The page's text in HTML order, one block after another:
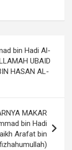
bin Hadi Al-
UBAID
HASAN AL-
MAKAR
bin Hadi
Arafat bin